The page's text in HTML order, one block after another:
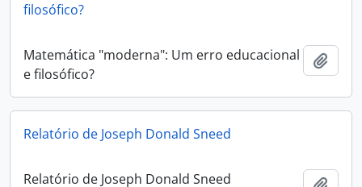
filosófico?
Matemática "moderna": Um erro educacional
e filosófico?
Relatório de Joseph Donald Sneed
Relatório de Joseph Donald Sneed